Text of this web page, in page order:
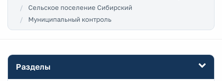
Сельское поселение Сибирский
Муниципальный контроль
Разделы